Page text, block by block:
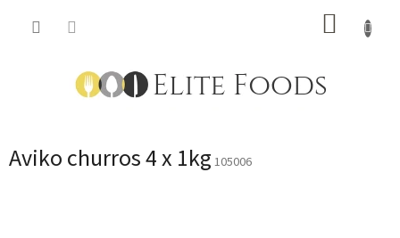
Aviko churros 4 x 1kg 105006